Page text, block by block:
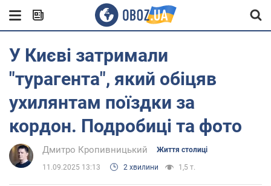
У Києві затримали
"турагента", який обіцяв
ухилянтам поїздки за
кордон. Подробиці та фото
Дмитро Кропивницький Життя столиці
11.09.2025 13:13 2 хвилини 1,5 т.